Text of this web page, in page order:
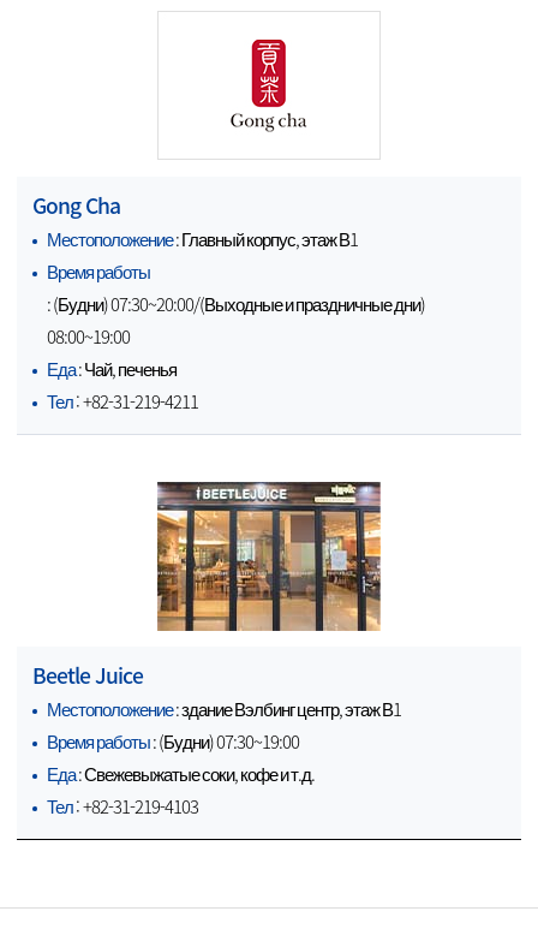
Gong Cha
Местоположение: Главный корпус, этаж В1
Время работы
: (Будни) 07:30~20:00/(Выходные и праздничные дни)
08:00~19:00
Еда: Чай, печенья
Тел: +82-31-219-4211
Beetle Juice
Местоположение: здание Вэлбинг центр, этаж В1
Время работы: (Будни) 07:30~19:00
Еда: Свежевыжатые соки, кофе и т.д.
Тел: +82-31-219-4103